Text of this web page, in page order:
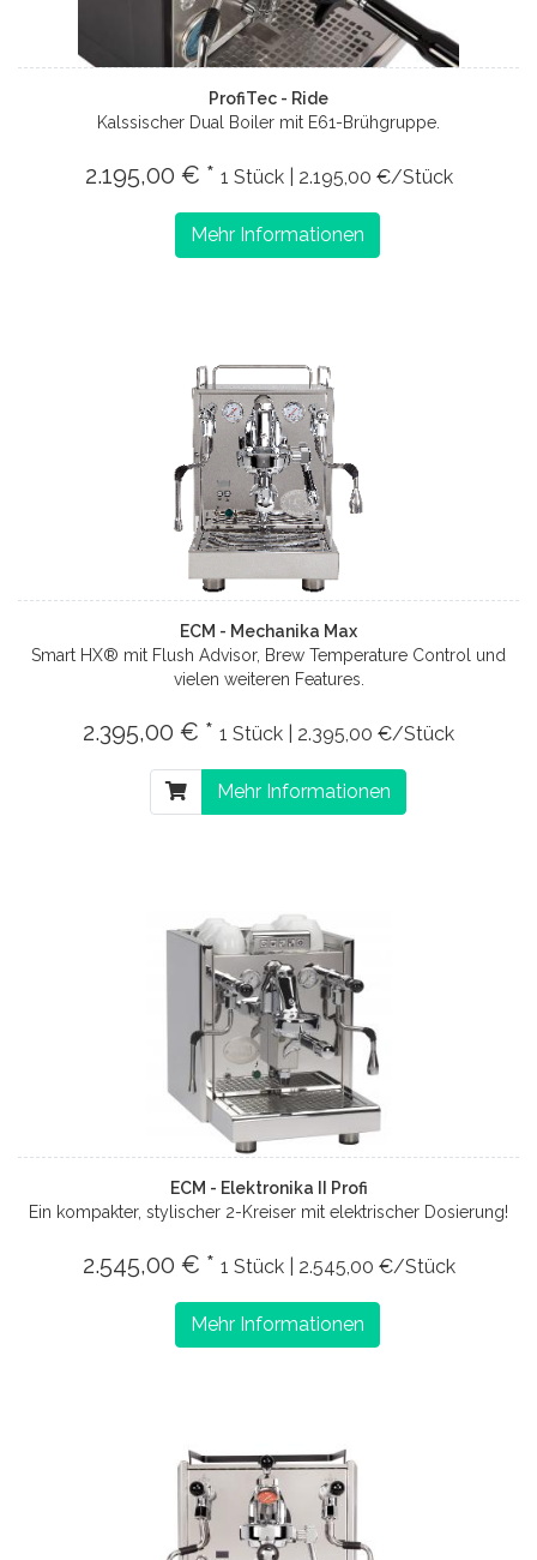
ProfiTec - Ride
Kalssischer Dual Boiler mit E61-Brühgruppe.
2.195,00 € * 1 Stück | 2.195,00 €/Stück
Mehr Informationen
ECM - Mechanika Max
Smart HX® mit Flush Advisor, Brew Temperature Control und
vielen weiteren Features.
2.395,00 € * 1 Stück | 2.395,00 €/Stück
Mehr Informationen
ECM - Elektronika II Profi
Ein kompakter, stylischer 2-Kreiser mit elektrischer Dosierung!
2.545,00 € * 1 Stück | 2.545,00 €/Stück
Mehr Informationen